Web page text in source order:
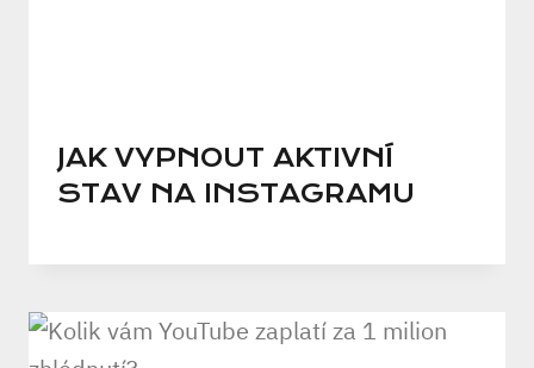
JAK VYPNOUT AKTIVNÍ
STAV NA INSTAGRAMU